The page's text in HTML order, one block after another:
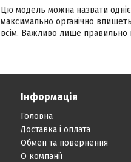
Цю модель можна назвати
максимально органічно
всім. Важливо лише правильно
Інформація
Головна
Доставка і оплата
Обмен та повернення
О компанії